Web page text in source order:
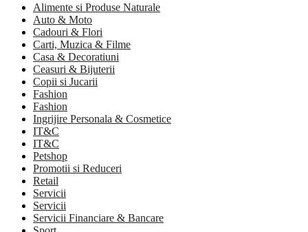
Alimente si Produse Naturale
Auto & Moto
Cadouri & Flori
Carti, Muzica & Filme
Casa & Decoratiuni
Ceasuri & Bijuterii
Copii si Jucarii
Fashion
Fashion
Ingrijire Personala & Cosmetice
IT&C
IT&C
Petshop
Promotii si Reduceri
Retail
Servicii
Servicii
Servicii Financiare & Bancare